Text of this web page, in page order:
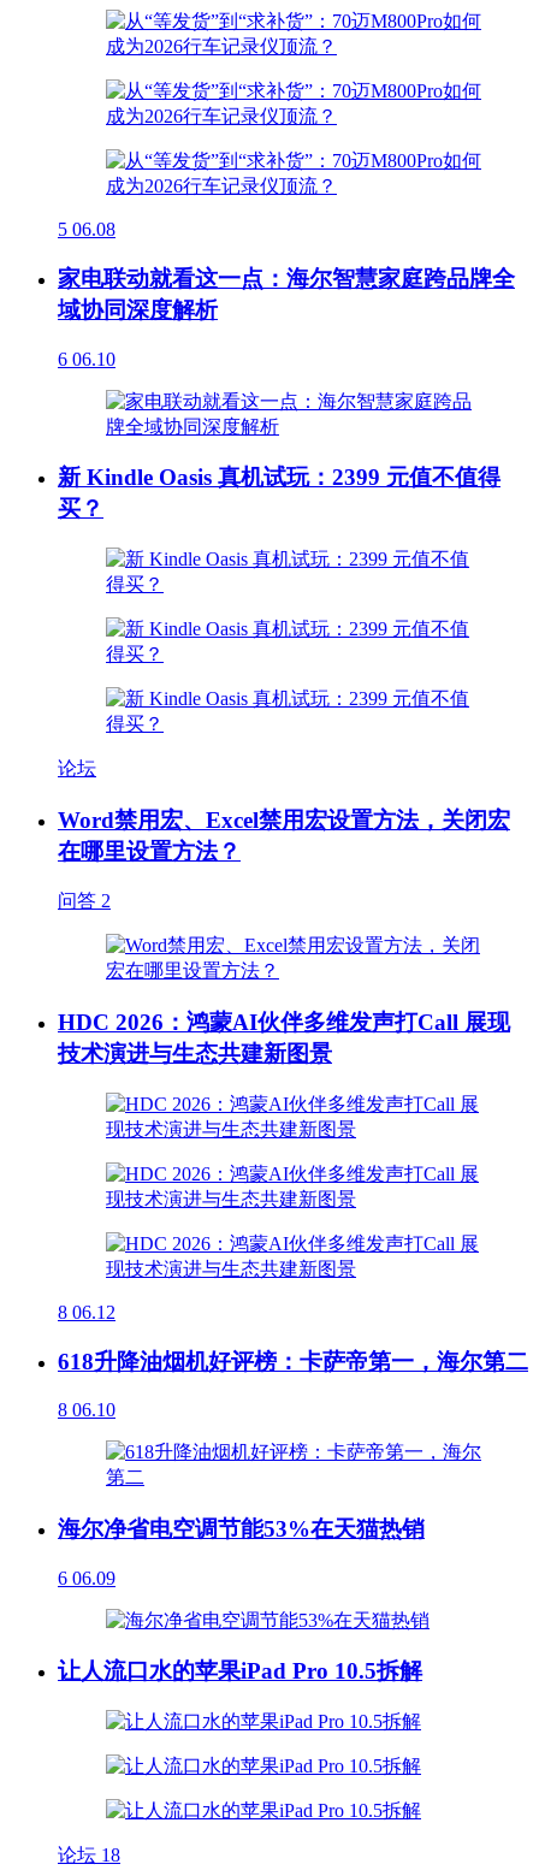
5 06.08
家电联动就看这一点：海尔智慧家庭跨品牌全
域协同深度解析
6 06.10
新 Kindle Oasis 真机试玩：2399 元值不值得
买？
论坛
Word禁用宏、Excel禁用宏设置方法，关闭宏
在哪里设置方法？
问答 2
HDC 2026：鸿蒙AI伙伴多维发声打Call 展现
技术演进与生态共建新图景
8 06.12
618升降油烟机好评榜：卡萨帝第一，海尔第二
8 06.10
海尔净省电空调节能53%在天猫热销
6 06.09
让人流口水的苹果iPad Pro 10.5拆解
论坛 18